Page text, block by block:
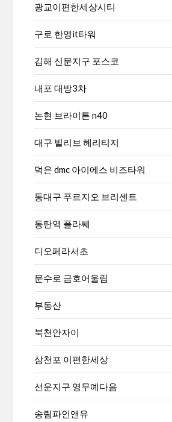
광교이편한세상시티
구로 한영it타워
김해 신문지구 포스코
내포 대방3차
논현 브라이튼 n40
대구 빌리브 헤리티지
덕은 dmc 아이에스 비즈타워
동대구 푸르지오 브리센트
동탄역 플라쎄
디오페라서초
문수로 금호어울림
부동산
북천안자이
삼천포 이편한세상
선운지구 영무예다음
송림파인앤유